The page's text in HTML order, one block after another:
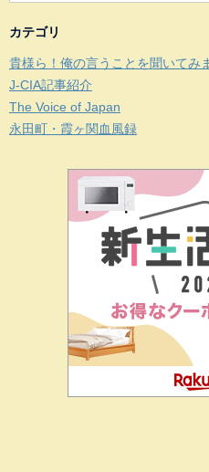
カテゴリ
貴様ら！俺の言うことを聞いてみ
J-CIA記事紹介
The Voice of Japan
永田町・霞ヶ関血風録